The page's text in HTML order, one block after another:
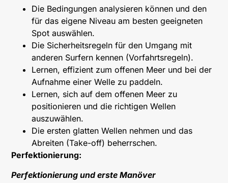
Die Bedingungen analysieren können und den
für das eigene Niveau am besten geeigneten
Spot auswählen.
Die Sicherheitsregeln für den Umgang mit
anderen Surfern kennen (Vorfahrtsregeln).
Lernen, effizient zum offenen Meer und bei der
Aufnahme einer Welle zu paddeln.
Lernen, sich auf dem offenen Meer zu
positionieren und die richtigen Wellen
auszuwählen.
Die ersten glatten Wellen nehmen und das
Abreiten (Take-off) beherrschen.
Perfektionierung:
Perfektionierung und erste Manöver